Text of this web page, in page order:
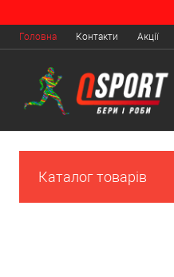
Головна Контакти Акції
Каталог товарів